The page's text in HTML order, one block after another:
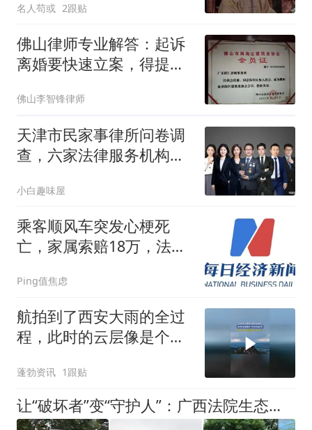
名人苟或 2跟贴
佛山律师专业解答：起诉
离婚要快速立案，得提前
佛山李智锋律师
天津市民家事律所问卷调
查，六家法律服务机构测
小白趣味屋
乘客顺风车突发心梗死
亡，家属索赔18万，法院
Ping值焦虑
航拍到了西安大雨的全过
程，此时的云层像是个巨
蓬勃资讯 1跟贴
让“破坏者”变“守护人”：广西法院生态环境司法保护的创新实践